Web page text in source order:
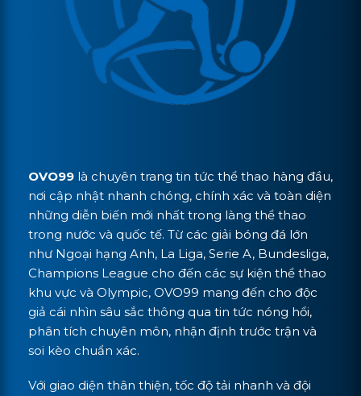
OVO99 là chuyên trang tin tức thể thao hàng đầu,
nơi cập nhật nhanh chóng, chính xác và toàn diện
những diễn biến mới nhất trong làng thể thao
trong nước và quốc tế. Từ các giải bóng đá lớn
như Ngoại hạng Anh, La Liga, Serie A, Bundesliga,
Champions League cho đến các sự kiện thể thao
khu vực và Olympic, OVO99 mang đến cho độc
giả cái nhìn sâu sắc thông qua tin tức nóng hổi,
phân tích chuyên môn, nhận định trước trận và
soi kèo chuẩn xác.
Với giao diện thân thiện, tốc độ tải nhanh và đội